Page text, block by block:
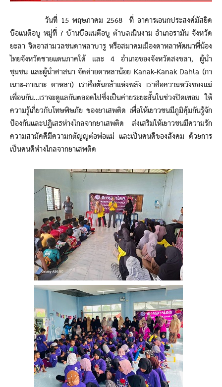
วันที่ 15 พฤษภาคม 2568 ที่ อาคารเอนกประสงค์มัสยิด
บือแนตือบู หมู่ที่ 7 บ้านบือแนตือบู ตำบลเนินงาม อำเภอรามัน จังหวัด
ยะลา จิตอาสามวลชนดาหลาบารู หรือสมาคมเมืองดาหลาพัฒนาพี่น้อง
ไทยจังหวัดชายแดนภาคใต้ และ 4 อำเภอของจังหวัดสงขลา, ผู้นำ
ชุมชน และผู้นำศาสนา จัดค่ายดาหลาน้อย Kanak-Kanak Dahla (กา
เนาะ-กาเนาะ ดาหลา) เราคือต้นกล้าแห่งพลัง เราคือความหวังของแม่
เพื่อนกัน…เราจะดูแลกันตลอดไปซึ่งเป็นค่ายระยะสั้นในช่วงปิดเทอม ให้
ความรู้เกี่ยวกับโทษพิษภัย ของยาเสพติด เพื่อให้เยาวชนมีภูมิคุ้มกันรู้จัก
ป้องกันและปฏิเสธห่างไกลจากยาเสพติด ส่งเสริมให้เยาวชนมีความรัก
ความสามัคคีมีความกตัญญูต่อพ่อแม่ และเป็นคนดีของสังคม ด้วยการ
เป็นคนดีห่างไกลจากยาเสพติด